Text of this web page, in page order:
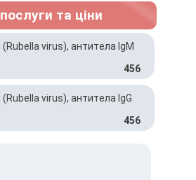
та ціни
(Rubella virus), антитела IgМ
456
(Rubella virus), антитела IgG
456